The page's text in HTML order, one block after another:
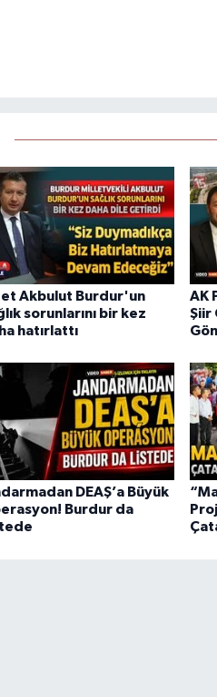
Akbulut Burdur'un
sorunlarını bir kez
hatırlattı
AK
Şiir
DEAŞ’a Büyük
Burdur da